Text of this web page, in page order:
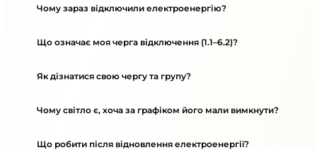
Чому зараз відключили електроенергію?
Що означає моя черга відключення (1.1–6.2)?
Як дізнатися свою чергу та групу?
Чому світло є, хоча за графіком його мали вимкнути?
Що робити після відновлення електроенергії?